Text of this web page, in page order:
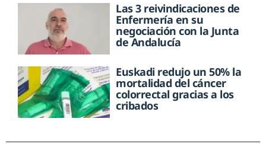
Las 3 reivindicaciones de
Enfermería en su
negociación con la Junta
de Andalucía
Euskadi redujo un 50% la
mortalidad del cáncer
colorrectal gracias a los
cribados